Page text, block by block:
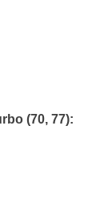
(70, 77):